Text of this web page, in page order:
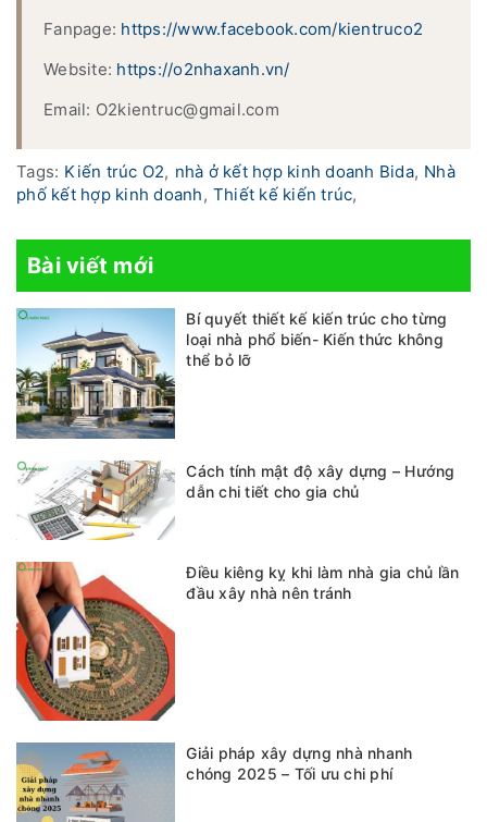
Fanpage: https://www.facebook.com/kientruco2
Website: https://o2nhaxanh.vn/
Email: O2kientruc@gmail.com
Tags: Kiến trúc O2, nhà ở kết hợp kinh doanh Bida, Nhà
phố kết hợp kinh doanh, Thiết kế kiến trúc,
Bài viết mới
Bí quyết thiết kế kiến trúc cho từng
loại nhà phổ biến- Kiến thức không
thể bỏ lỡ
Cách tính mật độ xây dựng – Hướng
dẫn chi tiết cho gia chủ
Điều kiêng kỵ khi làm nhà gia chủ lần
đầu xây nhà nên tránh
Giải pháp xây dựng nhà nhanh
chóng 2025 – Tối ưu chi phí